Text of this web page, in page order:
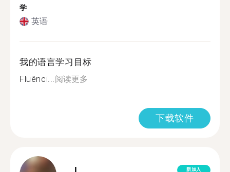
学
英语
我的语言学习目标
Fluênci...阅读更多
下载软件
新加入